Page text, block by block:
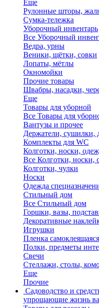
Еще
Рулонные шторы,
Сумка-тележка
Уборочный инвентарь
Все Уборочный
Ведра, урны
Веники, щётки, совки
Лопаты, мётлы
Окномойки
Прочие товары
Швабры, насадки,
Еще
Товары для уборной
Все Товары для
Вантузы и прочее
Держатели, сушилки,
Комплекты для WC
Колготки, носки,
Все Колготки, носки,
Колготки, чулки
Носки
Одежда
Стильный дом
Все Стильный дом
Горшки, вазы,
Декоративные
Игрушки
Пленка
Полки, предметы
Свечи
Стеллажи, столы,
Еще
Прочие
Садоводство и
упрощающие жизнь